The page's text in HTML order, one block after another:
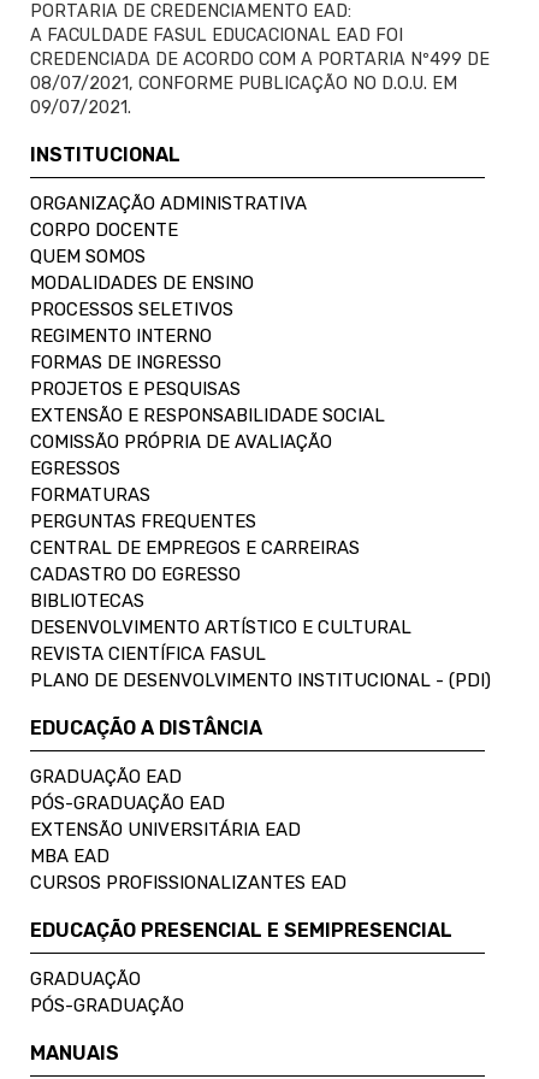
PORTARIA DE CREDENCIAMENTO EAD:
A FACULDADE FASUL EDUCACIONAL EAD FOI
CREDENCIADA DE ACORDO COM A PORTARIA Nº499 DE
08/07/2021, CONFORME PUBLICAÇÃO NO D.O.U. EM
09/07/2021.
INSTITUCIONAL
ORGANIZAÇÃO ADMINISTRATIVA
CORPO DOCENTE
QUEM SOMOS
MODALIDADES DE ENSINO
PROCESSOS SELETIVOS
REGIMENTO INTERNO
FORMAS DE INGRESSO
PROJETOS E PESQUISAS
EXTENSÃO E RESPONSABILIDADE SOCIAL
COMISSÃO PRÓPRIA DE AVALIAÇÃO
EGRESSOS
FORMATURAS
PERGUNTAS FREQUENTES
CENTRAL DE EMPREGOS E CARREIRAS
CADASTRO DO EGRESSO
BIBLIOTECAS
DESENVOLVIMENTO ARTÍSTICO E CULTURAL
REVISTA CIENTÍFICA FASUL
PLANO DE DESENVOLVIMENTO INSTITUCIONAL - (PDI)
EDUCAÇÃO A DISTÂNCIA
GRADUAÇÃO EAD
PÓS-GRADUAÇÃO EAD
EXTENSÃO UNIVERSITÁRIA EAD
MBA EAD
CURSOS PROFISSIONALIZANTES EAD
EDUCAÇÃO PRESENCIAL E SEMIPRESENCIAL
GRADUAÇÃO
PÓS-GRADUAÇÃO
MANUAIS